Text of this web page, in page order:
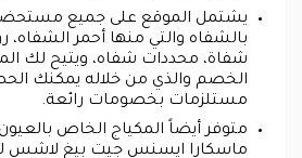
يشتمل الموقع على جميع
بالشفاه والتي منها أحمر
شفاة، محددات شفاه، ويتيح لك
الخصم والذي من خلاله يمكنك
مستلزمات بخصومات رائعة.
متوفر أيضاً المكياج الخاص
ماسكارا ايسنس جيت بيغ لاشس